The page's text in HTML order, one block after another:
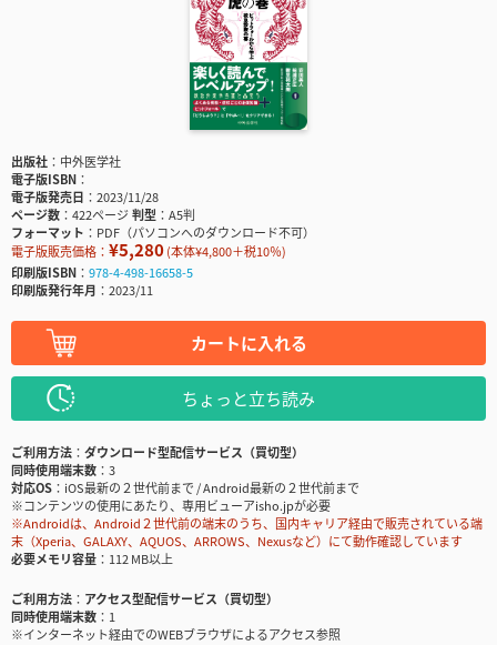
出版社
中外医学社
電子版ISBN
電子版発売日
2023/11/28
ページ数
422ページ判型
A5判
フォーマット
PDF（パソコンへのダウンロード不可）
電子版販売価格： ¥5,280(本体¥4,800＋税10％)
印刷版ISBN
978-4-498-16658-5
印刷版発行年月
2023/11
カートに入れる
ちょっと立ち読み
ご利用方法
ダウンロード型配信サービス（買切型）
同時使用端末数
3
対応OS
iOS最新の２世代前まで / Android最新の２世代前まで
※コンテンツの使用にあたり、専用ビューアisho.jpが必要
※Androidは、Android２世代前の端末のうち、国内キャリア経由で販売されている端
末（Xperia、GALAXY、AQUOS、ARROWS、Nexusなど）にて動作確認しています
必要メモリ容量
112 MB以上
ご利用方法
アクセス型配信サービス（買切型）
同時使用端末数
1
※インターネット経由でのWEBブラウザによるアクセス参照